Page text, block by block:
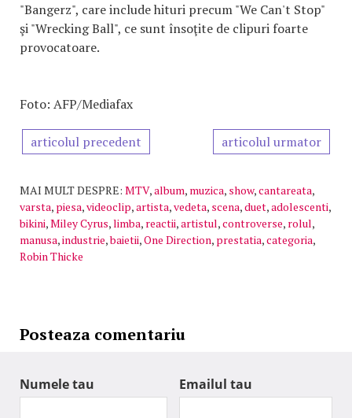
"Bangerz", care include hituri precum "We Can't Stop"
şi "Wrecking Ball", ce sunt însoţite de clipuri foarte
provocatoare.
Foto: AFP/Mediafax
articolul precedent articolul urmator
MAI MULT DESPRE: MTV,album, muzica, show,cantareata,
varsta, piesa,videoclip,artista,vedeta, scena,duet,adolescenti,
bikini,Miley Cyrus,limba, reactii,artistul,controverse, rolul,
manusa,industrie,baietii,One Direction, prestatia,categoria,
Robin Thicke
Posteaza comentariu
Numele tau Emailul tau